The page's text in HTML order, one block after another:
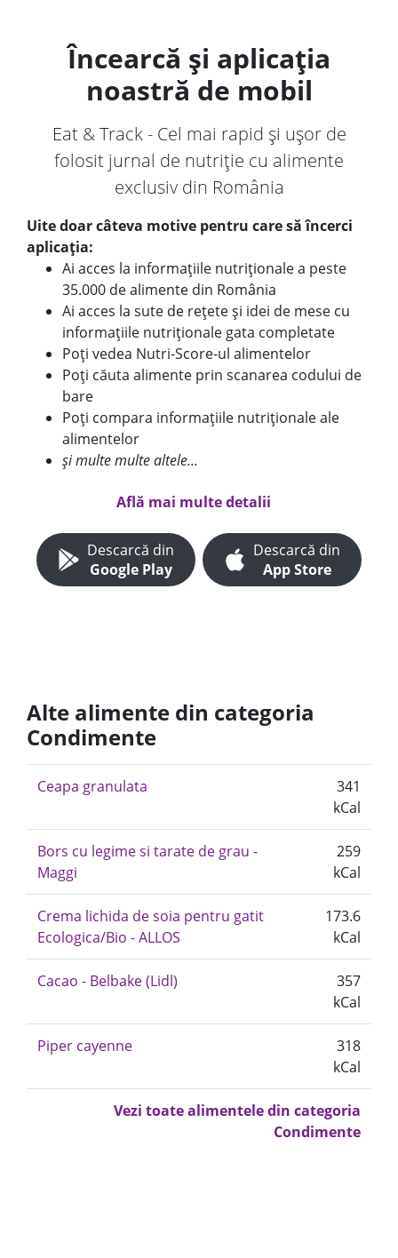
Încearcă și aplicația
noastră de mobil
Eat & Track - Cel mai rapid și ușor de
folosit jurnal de nutriție cu alimente
exclusiv din România
Uite doar câteva motive pentru care să încerci
aplicația:
Ai acces la informațiile nutriționale a peste
35.000 de alimente din România
Ai acces la sute de rețete și idei de mese cu
informațiile nutriționale gata completate
Poți vedea Nutri-Score-ul alimentelor
Poți căuta alimente prin scanarea codului de
bare
Poți compara informațiile nutriționale ale
alimentelor
și multe multe altele...
Află mai multe detalii
Descarcă din
Google Play
Descarcă din
App Store
Alte alimente din categoria
Condimente
Ceapa granulata
341
kCal
Bors cu legime si tarate de grau -
Maggi
259
kCal
Crema lichida de soia pentru gatit
Ecologica/Bio - ALLOS
173.6
kCal
Cacao - Belbake (Lidl)
357
kCal
Piper cayenne
318
kCal
Vezi toate alimentele din categoria
Condimente